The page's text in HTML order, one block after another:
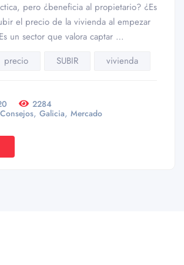
pero ¿beneficia al propietario? ¿Es
el precio de la vivienda al empezar
un sector que valora captar …
precio SUBIR vivienda
2284
Consejos, Galicia, Mercado